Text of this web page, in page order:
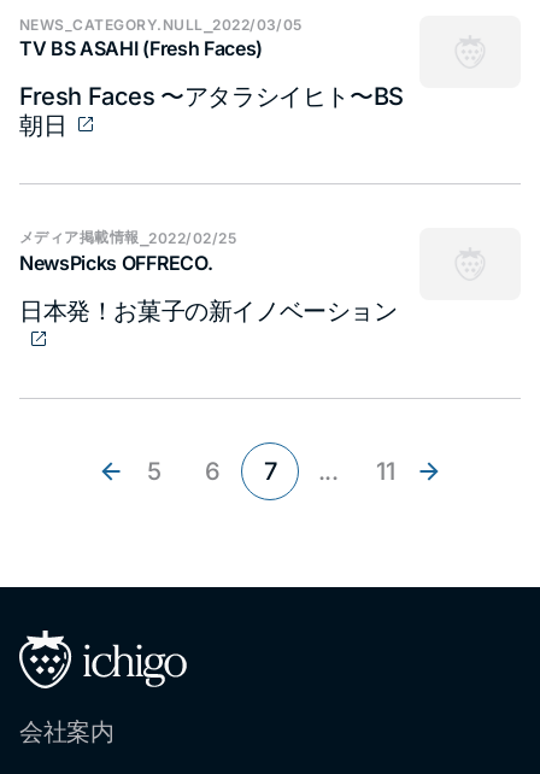
NEWS_CATEGORY.NULL 2022/03/05
TV BS ASAHI (Fresh Faces)
Fresh Faces 〜アタラシイヒト〜BS
朝日
メディア​掲載情報 2022/02/25
NewsPicks OFFRECO.
日本発！お菓子の新イノベーション
5 6 7 ... 11
会社案内